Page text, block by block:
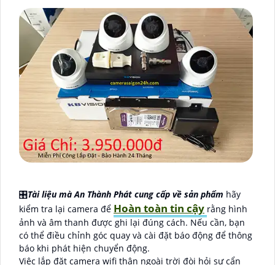
🎛Tài liệu mà An Thành Phát cung cấp về sản phẩm hãy
kiểm tra lại camera để Hoàn toàn tin cậy rằng hình
ảnh và âm thanh được ghi lại đúng cách. Nếu cần, bạn
có thể điều chỉnh góc quay và cài đặt báo động để thông
báo khi phát hiện chuyển động.
Việc lắp đặt camera wifi thân ngoài trời đòi hỏi sự cẩn